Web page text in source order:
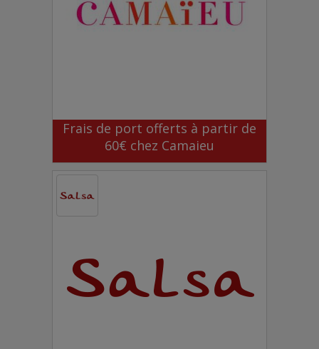
Frais de port offerts à partir de
60€ chez Camaieu